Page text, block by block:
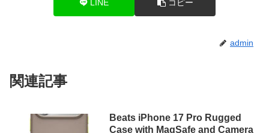
LINE コピー
admin
関連記事
Beats iPhone 17 Pro Rugged
Case with MagSafe and Camera